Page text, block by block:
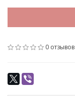
0 отзывов